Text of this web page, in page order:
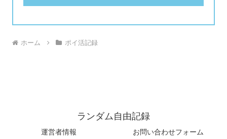
ホーム ポイ活記録
ランダム自由記録
運営者情報 お問い合わせフォーム